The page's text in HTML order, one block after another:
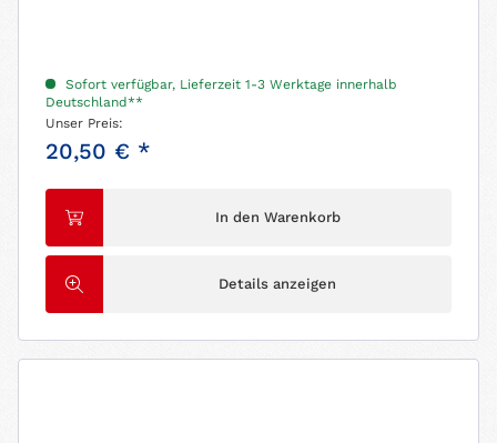
Sofort verfügbar, Lieferzeit 1-3 Werktage innerhalb
Deutschland**
Unser Preis:
20,50 € *
In den Warenkorb
Details anzeigen